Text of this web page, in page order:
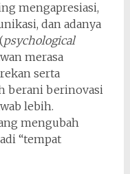
mengapresiasi,
dan adanya
psychological
merasa
serta
berani berinovasi
lebih.
mengubah
“tempat